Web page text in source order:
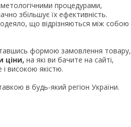
процедурами,
збільшує їх ефективність.
що відрізняються між собою
формою замовлення товару,
ціни, на які ви бачите на сайті,
високою якістю.
в будь-який регіон України.